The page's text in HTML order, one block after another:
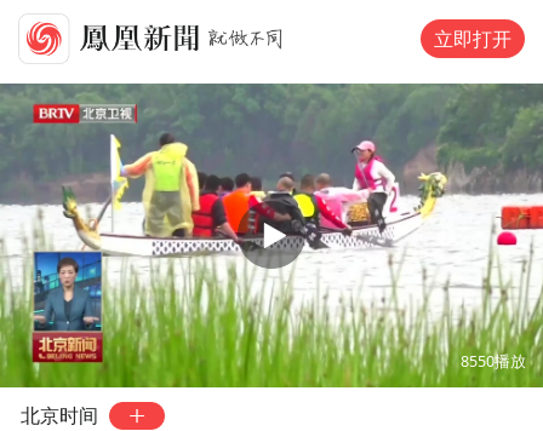
立即打开
00:00 00:34
8550播放
北京时间